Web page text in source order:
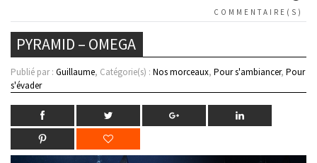
COMMENTAIRE(S)
PYRAMID – OMEGA
Publié par : Guillaume, Catégorie(s) : Nos morceaux, Pour s'ambiancer, Pour
s'évader